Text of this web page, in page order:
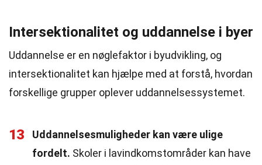
Intersektionalitet og uddannelse i byer
Uddannelse er en nøglefaktor i byudvikling, og
intersektionalitet kan hjælpe med at forstå, hvordan
forskellige grupper oplever uddannelsessystemet.
13
Uddannelsesmuligheder kan være ulige
fordelt. Skoler i lavindkomstområder kan have